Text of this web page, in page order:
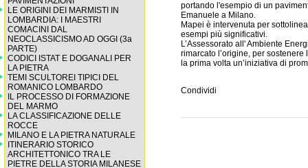
LE ORIGINI DEI MARMISTI IN
LOMBARDIA: I MAESTRI
COMACINI DAL
NEOCLASSICISMO AD OGGI (3a
PARTE)
CODICI ISTAT E DOGANALI PER
LA PIETRA
TEMI SCULTOREI TIPICI DEL
ROMANICO LOMBARDO
IL PROCESSO DI FORMAZIONE
DEL MARMO
LA CLASSIFICAZIONE DELLE
ROCCE
MILANO E LA PIETRA NATURALE
ITINERARIO STORICO
ARCHITETTONICO TRA LE
PIETRE DELLA STORIA MILANESE
portando l'esempio di un
Emanuele a Milano.
Mapei è intervenuta per
esempi più significativi.
L’Assessorato all' Ambiente
rimarcato l’origine, per
la prima volta un’iniziativa di
Condividi